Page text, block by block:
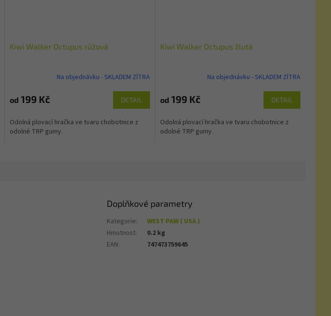
Kiwi Walker Octupus růžová
Na objednávku - SKLADEM ZÍTRA
od 199 Kč DETAIL
Odolná plovací hračka ve tvaru chobotnice z
odolné TRP gumy.
Kiwi Walker Octupus žlutá
Na objednávku - SKLADEM ZÍTRA
od 199 Kč DETAIL
Odolná plovací hračka ve tvaru chobotnice z
odolné TRP gumy.
Doplňkové parametry
Kategorie:
WEST PAW ( USA )
Hmotnost:
0.2 kg
EAN: 747473759645